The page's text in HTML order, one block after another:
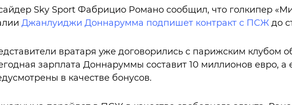
Sky Sport Фабрицио Романо сообщил, что голкипер
Джанлуиджи Доннарумма подпишет контракт с ПСЖдо
вратаря уже договорились с парижским клубом
зарплата Доннаруммы составит 10 миллионов евро,
в качестве бонусов.